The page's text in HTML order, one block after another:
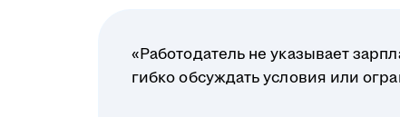
«Работодатель не указывает
гибко обсуждать условия или